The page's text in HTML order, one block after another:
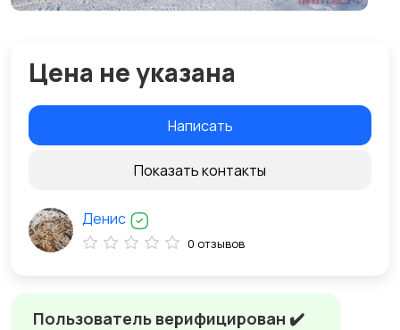
Пользователь верифицирован ✔️
Цена не указана
Написать
Показать контакты
Денис
0 отзывов